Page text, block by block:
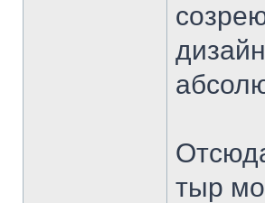
тыр